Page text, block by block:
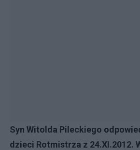
Syn Witolda Pileckiego
dzieci Rotmistrza z 24.XI.2012.